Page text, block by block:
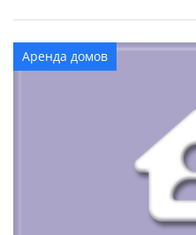
Аренда домов